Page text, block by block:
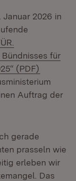
Januar 2026 in
Bündnisses für
(PDF)
Auftrag der
Fenster)
gerade
prasseln wie
erleben wir
Das